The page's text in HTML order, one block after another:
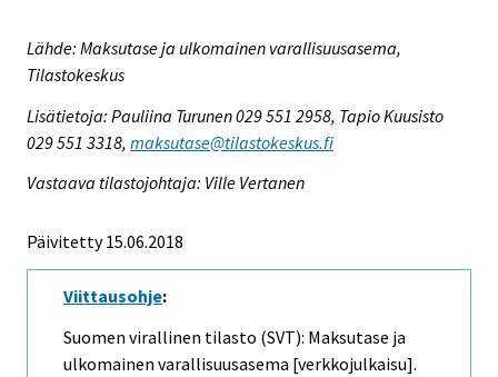
Lähde: Maksutase ja ulkomainen varallisuusasema,
Tilastokeskus
Lisätietoja: Pauliina Turunen 029 551 2958, Tapio Kuusisto
029 551 3318, maksutase@tilastokeskus.fi
Vastaava tilastojohtaja: Ville Vertanen
Päivitetty 15.06.2018
Viittausohje:
Suomen virallinen tilasto (SVT): Maksutase ja
ulkomainen varallisuusasema [verkkojulkaisu].